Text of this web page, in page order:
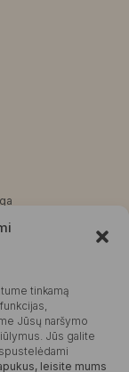
tinkamą
Jūsų naršymo
Jūs galite
leisite mums
Atsiliepimai